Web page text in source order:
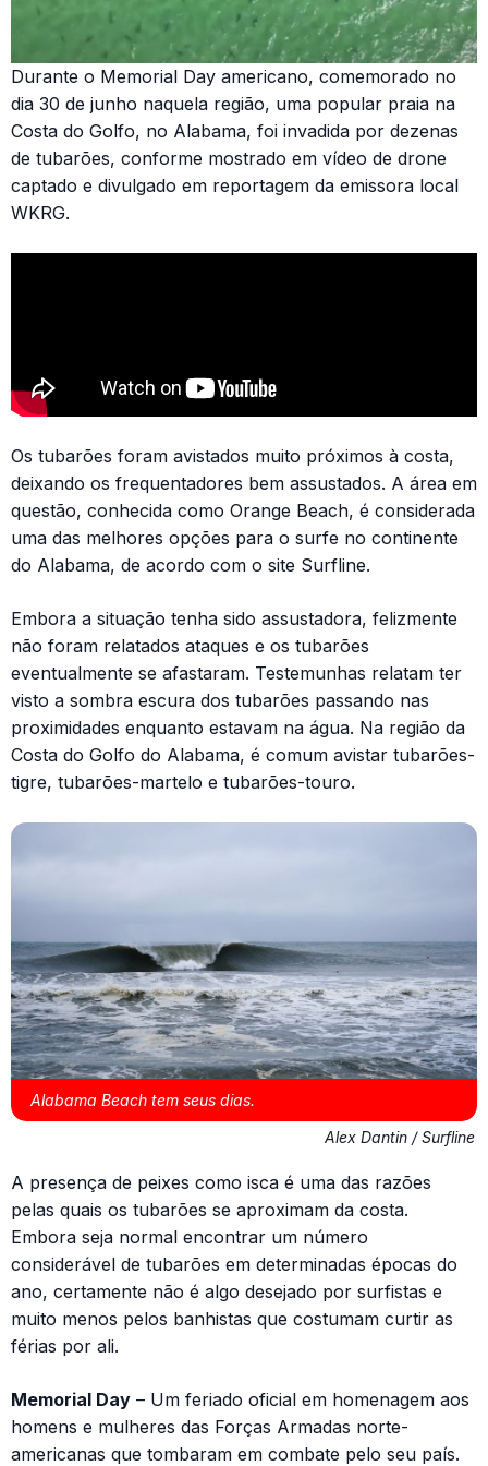
Durante o Memorial Day americano, comemorado no
dia 30 de junho naquela região, uma popular praia na
Costa do Golfo, no Alabama, foi invadida por dezenas
de tubarões, conforme mostrado em vídeo de drone
captado e divulgado em reportagem da emissora local
WKRG.
Os tubarões foram avistados muito próximos à costa,
deixando os frequentadores bem assustados. A área em
questão, conhecida como Orange Beach, é considerada
uma das melhores opções para o surfe no continente
do Alabama, de acordo com o site Surfline.
Embora a situação tenha sido assustadora, felizmente
não foram relatados ataques e os tubarões
eventualmente se afastaram. Testemunhas relatam ter
visto a sombra escura dos tubarões passando nas
proximidades enquanto estavam na água. Na região da
Costa do Golfo do Alabama, é comum avistar tubarões-
tigre, tubarões-martelo e tubarões-touro.
Alabama Beach tem seus dias.
Alex Dantin / Surfline
A presença de peixes como isca é uma das razões
pelas quais os tubarões se aproximam da costa.
Embora seja normal encontrar um número
considerável de tubarões em determinadas épocas do
ano, certamente não é algo desejado por surfistas e
muito menos pelos banhistas que costumam curtir as
férias por ali.
Memorial Day – Um feriado oficial em homenagem aos
homens e mulheres das Forças Armadas norte-
americanas que tombaram em combate pelo seu país.